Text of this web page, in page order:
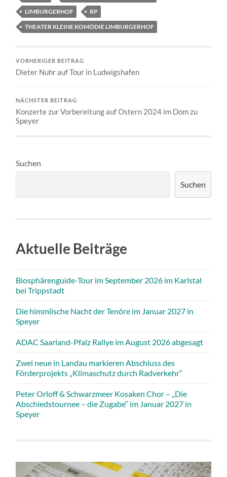
LIMBURGERHOF
RP
THEATER KLEINE KOMÖDIE LIMBURGERHOF
VORHERIGER BEITRAG
Dieter Nuhr auf Tour in Ludwigshafen
NÄCHSTER BEITRAG
Konzerte zur Vorbereitung auf Ostern 2024 im Dom zu
Speyer
Suchen
Suchen
Aktuelle Beiträge
Biosphärenguide-Tour im September 2026 im Karlstal
bei Trippstadt
Die himmlische Nacht der Tenöre im Januar 2027 in
Speyer
ADAC Saarland-Pfalz Rallye im August 2026 abgesagt
Zwei neue in Landau markieren Abschluss des
Förderprojekts „Klimaschutz durch Radverkehr“
Peter Orloff & Schwarzmeer Kosaken Chor – „Die
Abschiedstournee – die Zugabe“ im Januar 2027 in
Speyer